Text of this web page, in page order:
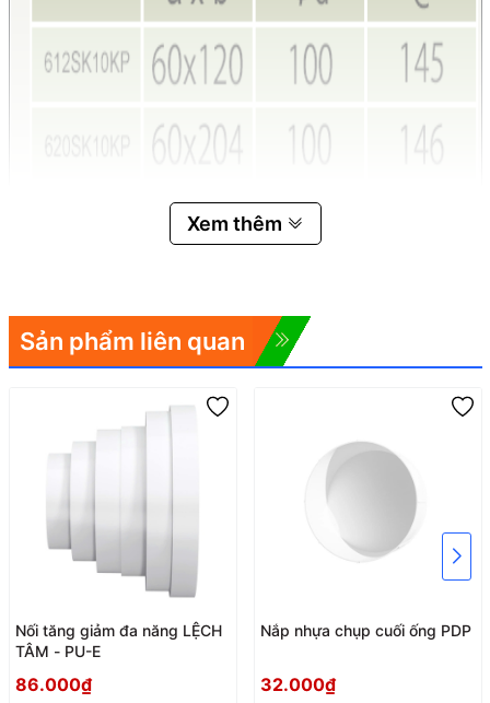
Xem thêm
Sản phẩm liên quan
Nối tăng giảm đa năng LỆCH
TÂM - PU-E
86.000₫
Nắp nhựa chụp cuối ống PDP
32.000₫